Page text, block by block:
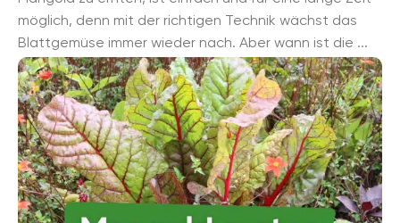
möglich, denn mit der richtigen Technik wächst das
Blattgemüse immer wieder nach. Aber wann ist die ...